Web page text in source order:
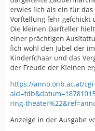
erwies ſich als ein für
Vorſtellung ſehr
Die kleinen Darſteller
einer prächtigen
ſich wohl den Jubel der
Kinderſchaar und das
der Freude der Kleinen
https://anno.onb.ac.at/
ring-
Anzeige in der Ausgabe